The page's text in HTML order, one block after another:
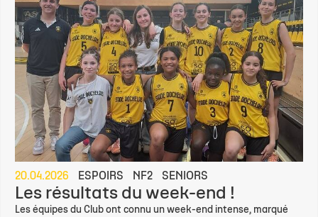
20.04.2026 ESPOIRS NF2 SENIORS
Les résultats du week-end !
Les équipes du Club ont connu un week-end intense, marqué